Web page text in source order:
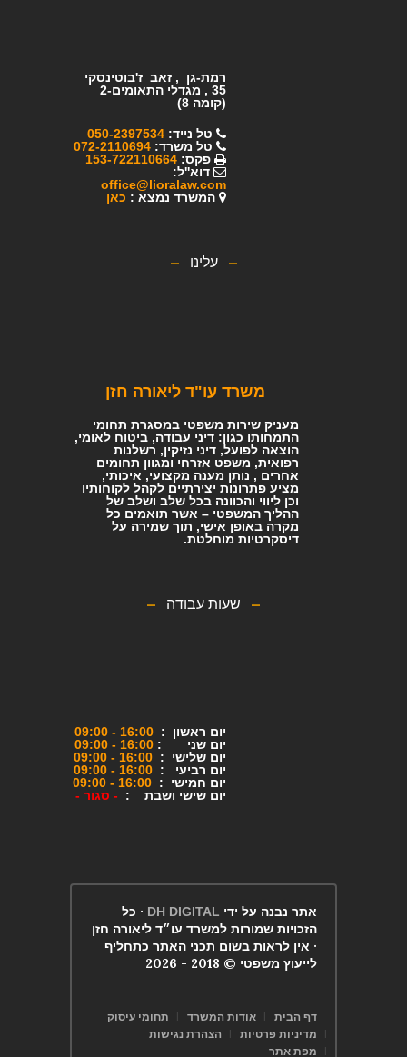
רמת-גן , זאב ז'בוטינסקי
35 ,
(קומה 8)
טל נייד: 050-2397534
טל משרד: 072-2110694
פקס: 153-722110664
דוא''ל:
office@lioralaw.com
המשרד נמצא : כאן
עלינו
משרד עו"ד ליאורה חזן
מעניק שירות משפטי במסגרת תחומי
התמחותו כגון: דיני עבודה, ביטוח לאומי,
הוצאה לפועל, דיני נזיקין, רשלנות
רפואית, משפט אזרחי ומגוון תחומים
אחרים , נותן מענה מקצועי, איכותי,
מציע פתרונות יצירתיים לקהל לקוחותיו
וכן ליווי והכוונה בכל שלב ושלב של
ההליך המשפטי – אשר תואמים כל
מקרה באופן אישי, תוך שמירה על
דיסקרטיות מוחלטת.
שעות עבודה
יום ראשון : 16:00 - 09:00
יום שני : 16:00 - 09:00
יום שלישי : 16:00 - 09:00
יום רביעי : 16:00 - 09:00
יום חמישי : 16:00 - 09:00
יום שישי ושבת :
- סגור -
אתר נבנה על ידי DH DIGITAL · כל
הזכויות שמורות למשרד עו״ד ליאורה חזן
· אין לראות בשום תכני האתר כתחליף
לייעוץ משפטי © 2018 - 2026
דף הבית אודות המשרד
תחומי עיסוק
מדיניות פרטיות
הצהרת נגישות
מפת אתר